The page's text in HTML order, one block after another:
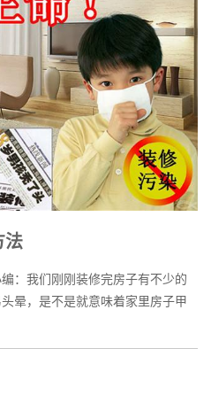
法
我们刚刚装修完房子有不少的
晕，是不是就意味着家里房子甲